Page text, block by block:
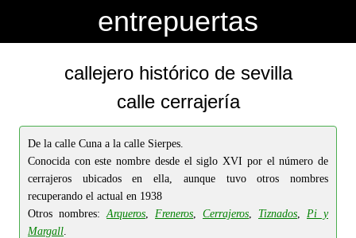
entrepuertas
callejero histórico de sevilla
calle cerrajería
De la calle Cuna a la calle Sierpes.
Conocida con este nombre desde el siglo XVI por el número de
cerrajeros ubicados en ella, aunque tuvo otros nombres
recuperando el actual en 1938
Otros nombres:Arqueros, Freneros, Cerrajeros, Tiznados, Pi y
Margall.